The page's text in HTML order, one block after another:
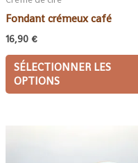
Fondant crémeux café
16,90 €
SÉLECTIONNER LES
OPTIONS